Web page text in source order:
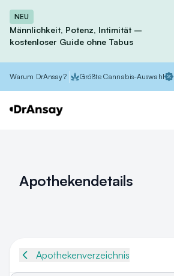
NEU
Männlichkeit, Potenz, Intimität –
kostenloser Guide ohne Tabus
Warum DrAnsay? Größte Cannabis-Auswahl
Apothekendetails
Apothekenverzeichnis